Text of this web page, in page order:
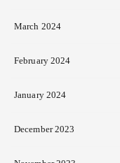
March 2024
February 2024
January 2024
December 2023